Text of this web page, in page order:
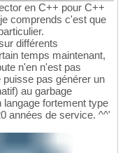
en C++ pour C++
comprends c'est que
différents
temps maintenant,
n'en n'est pas
pas générer un
au garbage
fortement type
années de service. ^^'